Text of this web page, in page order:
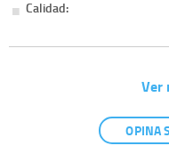
Calidad:
Ver
OPINA